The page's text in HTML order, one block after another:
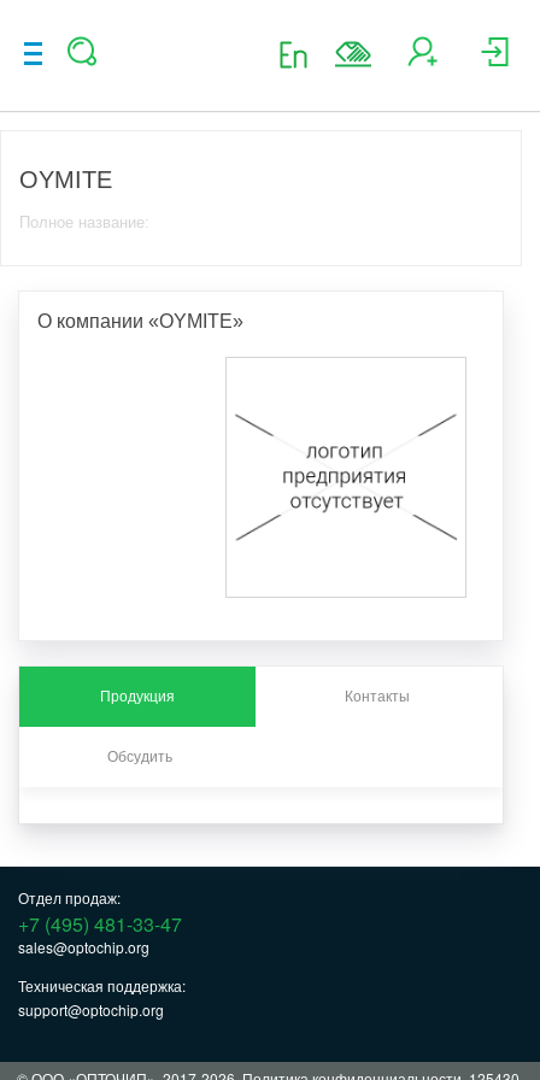
OYMITE
Полное название:
О компании «OYMITE»
Продукция Контакты
Обсудить
Отдел продаж:
+7 (495) 481-33-47
sales@optochip.org
Техническая поддержка:
support@optochip.org